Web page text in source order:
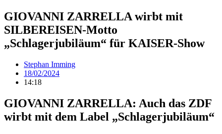
GIOVANNI ZARRELLA wirbt mit
SILBEREISEN-Motto
„Schlagerjubiläum“ für KAISER-Show
Stephan Imming
18/02/2024
14:18
GIOVANNI ZARRELLA: Auch das ZDF
wirbt mit dem Label „Schlagerjubiläum“